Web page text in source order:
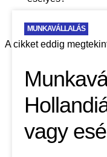
MUNKAVÁLLALÁS
A cikket eddig
vagy